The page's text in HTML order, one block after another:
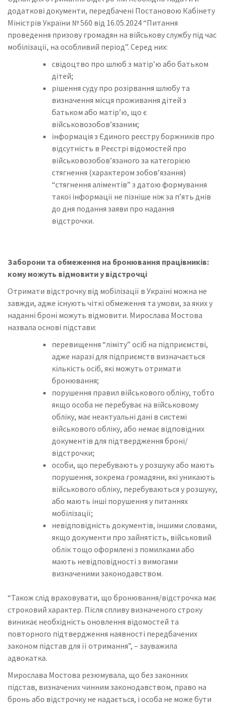
додаткові документи, передбачені Постановою Кабінету
Міністрів України № 560 від 16.05.2024 “Питання
проведення призову громадян на військову службу під час
мобілізації, на особливий період”. Серед них:
свідоцтво про шлюб з матір’ю або батьком
дітей;
рішення суду про розірвання шлюбу та
визначення місця проживання дітей з
батьком або матір’ю, що є
військовозобов’язаним;
інформація з Єдиного реєстру боржників про
відсутність в Реєстрі відомостей про
військовозобов’язаного за категорією
стягнення (характером зобов’язання)
“стягнення аліментів” з датою формування
такої інформації не пізніше ніж за п’ять днів
до дня подання заяви про надання
відстрочки.
Заборони та обмеження на бронювання працівників:
кому можуть відмовити у відстрочці
Отримати відстрочку від мобілізації в Україні можна не
завжди, адже існують чіткі обмеження та умови, за яких у
наданні броні можуть відмовити. Мирослава Мостова
назвала основі підстави:
перевищення “ліміту” осіб на підприємстві,
адже наразі для підприємств визначається
кількість осіб, які можуть отримати
бронювання;
порушення правил військового обліку, тобто
якщо особа не перебуває на військовому
обліку, має неактуальні дані в системі
військового обліку, або немає відповідних
документів для підтвердження броні/
відстрочки;
особи, що перебувають у розшуку або мають
порушення, зокрема громадяни, які уникають
військового обліку, перебуваються у розшуку,
або мають інші порушення у питаннях
мобілізації;
невідповідність документів, іншими словами,
якщо документи про зайнятість, військовий
облік тощо оформлені з помилками або
мають невідповідності з вимогами
визначеними законодавством.
“Також слід враховувати, що бронювання/відстрочка має
строковий характер. Після спливу визначеного строку
виникає необхідність оновлення відомостей та
повторного підтвердження наявності передбачених
законом підстав для її отримання”, – зауважила
адвокатка.
Мирослава Мостова резюмувала, що без законних
підстав, визначених чинним законодавством, право на
бронь або відстрочку не надається, і особа не може бути